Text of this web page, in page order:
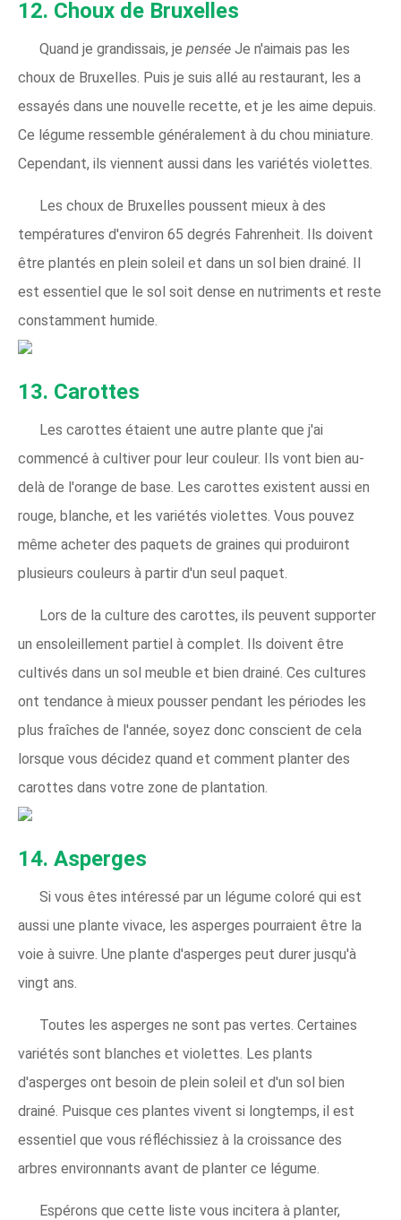
12. Choux de Bruxelles
Quand je grandissais, je pensée Je n'aimais pas les
choux de Bruxelles. Puis je suis allé au restaurant, les a
essayés dans une nouvelle recette, et je les aime depuis.
Ce légume ressemble généralement à du chou miniature.
Cependant, ils viennent aussi dans les variétés violettes.
Les choux de Bruxelles poussent mieux à des
températures d'environ 65 degrés Fahrenheit. Ils doivent
être plantés en plein soleil et dans un sol bien drainé. Il
est essentiel que le sol soit dense en nutriments et reste
constamment humide.
13. Carottes
Les carottes étaient une autre plante que j'ai
commencé à cultiver pour leur couleur. Ils vont bien au-
delà de l'orange de base. Les carottes existent aussi en
rouge, blanche, et les variétés violettes. Vous pouvez
même acheter des paquets de graines qui produiront
plusieurs couleurs à partir d'un seul paquet.
Lors de la culture des carottes, ils peuvent supporter
un ensoleillement partiel à complet. Ils doivent être
cultivés dans un sol meuble et bien drainé. Ces cultures
ont tendance à mieux pousser pendant les périodes les
plus fraîches de l'année, soyez donc conscient de cela
lorsque vous décidez quand et comment planter des
carottes dans votre zone de plantation.
14. Asperges
Si vous êtes intéressé par un légume coloré qui est
aussi une plante vivace, les asperges pourraient être la
voie à suivre. Une plante d'asperges peut durer jusqu'à
vingt ans.
Toutes les asperges ne sont pas vertes. Certaines
variétés sont blanches et violettes. Les plants
d'asperges ont besoin de plein soleil et d'un sol bien
drainé. Puisque ces plantes vivent si longtemps, il est
essentiel que vous réfléchissiez à la croissance des
arbres environnants avant de planter ce légume.
Espérons que cette liste vous incitera à planter,